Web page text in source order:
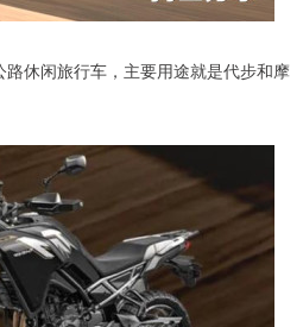
休闲旅行车，主要用途就是代步和摩